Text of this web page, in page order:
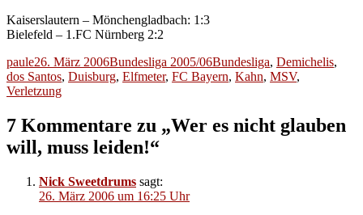
Kaiserslautern – Mönchengladbach: 1:3
Bielefeld – 1.FC Nürnberg 2:2
Autor
pauleVeröffentlicht
am
26. März 2006Kategorien
Bundesliga 2005/06Schlagwörter
Bundesliga, Demichelis,
dos Santos, Duisburg, Elfmeter, FC Bayern, Kahn, MSV,
Verletzung
7 Kommentare zu „Wer es nicht glauben
will, muss leiden!“
Nick Sweetdrums sagt:
26. März 2006 um 16:25 Uhr